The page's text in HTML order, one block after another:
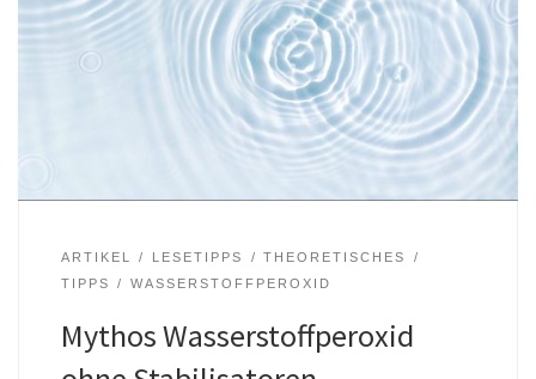
ARTIKEL LESETIPPS
THEORETISCHES
TIPPS
WASSERSTOFFPEROXID
Mythos Wasserstoffperoxid